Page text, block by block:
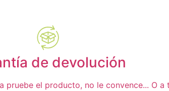
de devolución
el producto, no le convence... O